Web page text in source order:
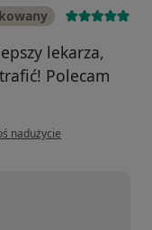
lekarza,
Polecam
użytkownika Paweł
nadużycie